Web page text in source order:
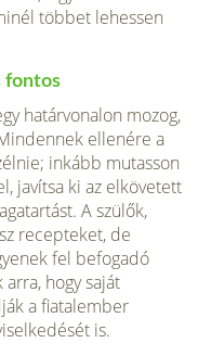
többet lehessen
fontos
határvonalon mozog,
ellenére a
inkább mutasson
javítsa ki az elkövetett
A szülők,
recepteket, de
fel befogadó
hogy saját
a fiatalember
is.